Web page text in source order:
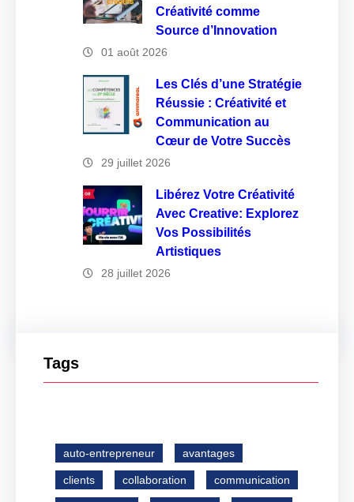
Créativité comme
Source d’Innovation
01 août 2026
Les Clés d’une Stratégie
Réussie : Créativité et
Communication au
Cœur de Votre Succès
29 juillet 2026
Libérez Votre Créativité
Avec Creative: Explorez
Vos Possibilités
Artistiques
28 juillet 2026
Tags
auto-entrepreneur avantages
clients collaboration communication